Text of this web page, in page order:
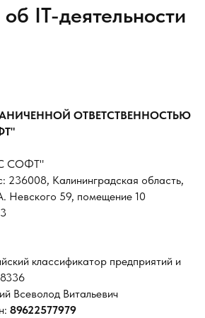
IT-деятельности
ОТВЕТСТВЕННОСТЬЮ
СОФТ"
236008, Калининградская область,
Невского 59, помещение 10
классификатор предприятий и
Всеволод Витальевич
89622577979